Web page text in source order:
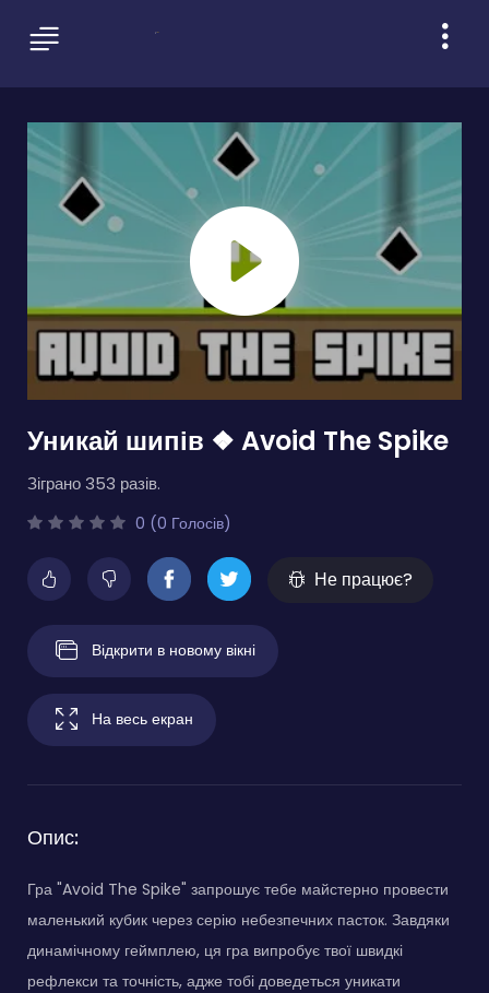
Уникай шипів ❖ Avoid The Spike
Зіграно 353 разів.
0 (0 Голосів)
Не працює?
Відкрити в новому вікні
На весь екран
Опис:
Гра "Avoid The Spike" запрошує тебе майстерно провести
маленький кубик через серію небезпечних пасток. Завдяки
динамічному геймплею, ця гра випробує твої швидкі
рефлекси та точність, адже тобі доведеться уникати